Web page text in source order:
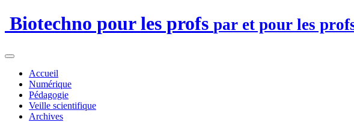
Biotechno pour les profs par et pour les
Accueil
Numérique
Pédagogie
Veille scientifique
Archives